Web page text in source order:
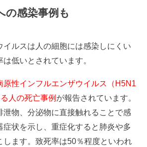
の感染事例も
イルスは人の細胞には感染しにくい
は低いとされています。
原性インフルエンザウイルス（H5N1
人の死亡事例が報告されています。
泄物、分泌物に直接触れることで感
症状を示し、重症化すると肺炎や多
します。致死率は50％程度といわれ